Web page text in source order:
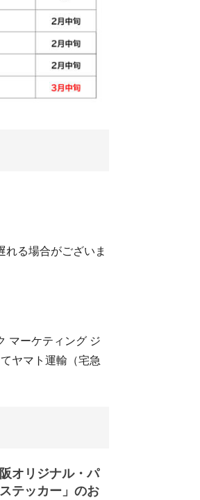
る場合がございま
マーケティング ジ
ヤマト運輸（宅急
オリジナル・パ
テッカー」のお